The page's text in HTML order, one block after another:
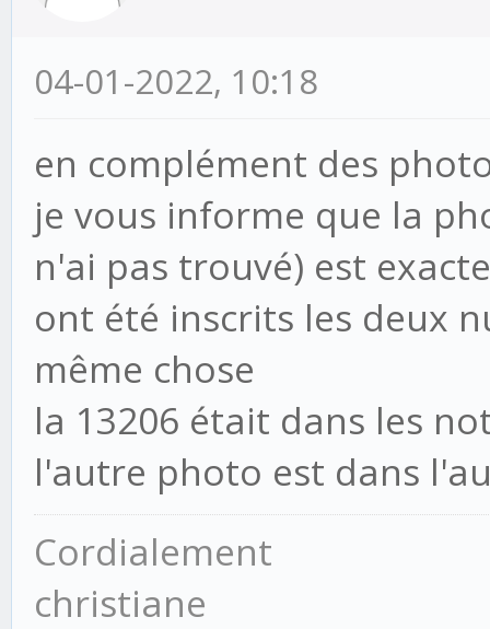
04-01-2022, 10:18
en complément des
je vous informe que la
n'ai pas trouvé) est
ont été inscrits les deux
même chose
la 13206 était dans les
l'autre photo est dans
Cordialement
christiane